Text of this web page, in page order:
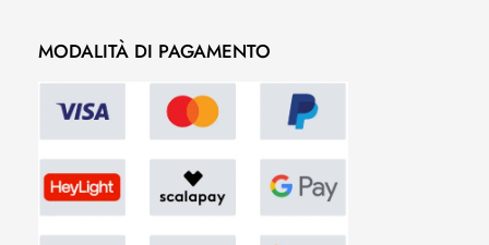
MODALITÀ DI PAGAMENTO